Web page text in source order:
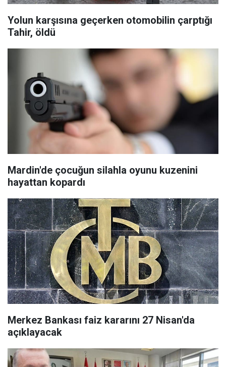
Yolun karşısına geçerken otomobilin çarptığı
Tahir, öldü
Mardin'de çocuğun silahla oyunu kuzenini
hayattan kopardı
Merkez Bankası faiz kararını 27 Nisan'da
açıklayacak